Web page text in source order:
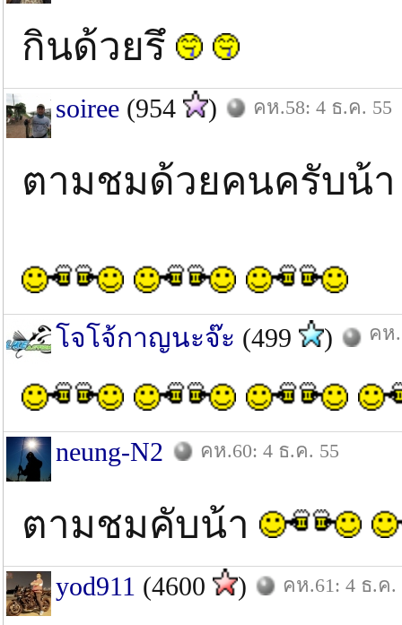
กินด้วยรึ
soiree (954 ) คห.58: 4 ธ.ค. 55
ตามชมด้วยคนครับน้า
โจโจ้กาญนะจ๊ะ (499 ) คห
neung-N2 คห.60: 4 ธ.ค. 55
ตามชมคับน้า
yod911 (4600 ) คห.61: 4 ธ.ค.